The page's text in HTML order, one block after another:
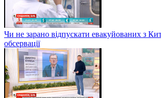
Чи не зарано відпускати евакуйованих з
обсервації